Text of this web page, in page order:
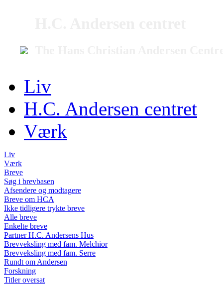
Liv
H.C. Andersen centret
Værk
Liv
Værk
Breve
Søg i brevbasen
Afsendere og modtagere
Breve om HCA
Ikke tidligere trykte breve
Alle breve
Enkelte breve
Partner H.C. Andersens Hus
Brevveksling med fam. Melchior
Brevveksling med fam. Serre
Rundt om Andersen
Forskning
Titler oversat